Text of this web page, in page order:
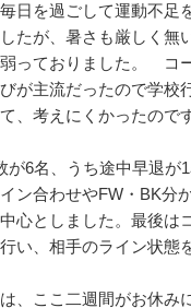
日を過ごして運動不足
たが、暑さも厳しく無
っておりました。 コ
が主流だったので学校
、考えにくかったので
が6名、うち途中早退が
ン合わせやFW・BK分
心としました。最後は
い、相手のライン状態
、ここ二週間がお休み